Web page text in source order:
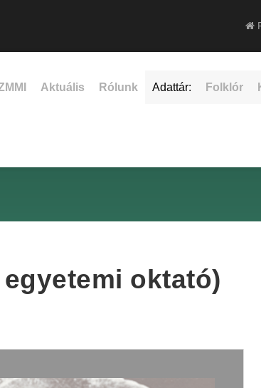
Aktuális Rólunk Adattár: Folklór
oktató)